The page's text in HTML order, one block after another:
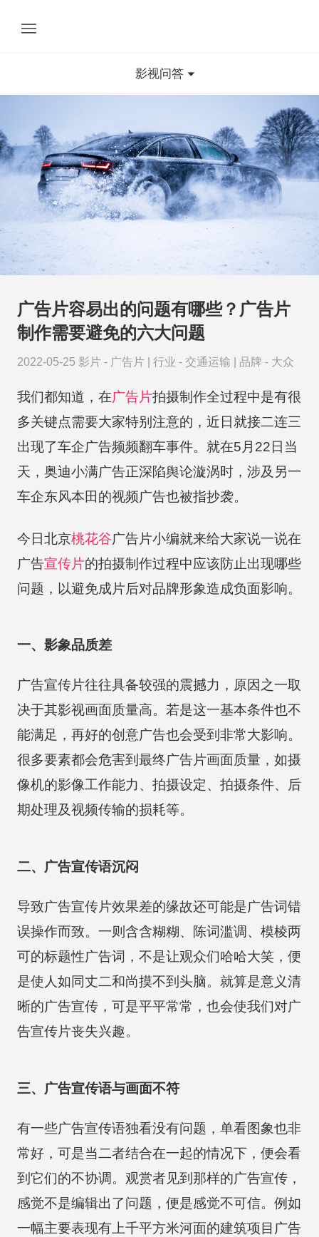
影视问答
广告片容易出的问题有哪些？广告片
制作需要避免的六大问题
2022-05-25 影片 - 广告片 行业 - 交通运输 品牌 - 大众
我们都知道，在广告片拍摄制作全过程中是有很
多关键点需要大家特别注意的，近日就接二连三
出现了车企广告频频翻车事件。就在5月22日当
天，奥迪小满广告正深陷舆论漩涡时，涉及另一
车企东风本田的视频广告也被指抄袭。
今日北京桃花谷广告片小编就来给大家说一说在
广告宣传片的拍摄制作过程中应该防止出现哪些
问题，以避免成片后对品牌形象造成负面影响。
一、影象品质差
广告宣传片往往具备较强的震撼力，原因之一取
决于其影视画面质量高。若是这一基本条件也不
能满足，再好的创意广告也会受到非常大影响。
很多要素都会危害到最终广告片画面质量，如摄
像机的影像工作能力、拍摄设定、拍摄条件、后
期处理及视频传输的损耗等。
二、广告宣传语沉闷
导致广告宣传片效果差的缘故还可能是广告词错
误操作而致。一则含含糊糊、陈词滥调、模棱两
可的标题性广告词，不是让观众们哈哈大笑，便
是使人如同丈二和尚摸不到头脑。就算是意义清
晰的广告宣传，可是平平常常，也会使我们对广
告宣传片丧失兴趣。
三、广告宣传语与画面不符
有一些广告宣传语独看没有问题，单看图象也非
常好，可是当二者结合在一起的情况下，便会看
到它们的不协调。观赏者见到那样的广告宣传，
感觉不是编辑出了问题，便是感觉不可信。例如
一幅主要表现有上千平方米河面的建筑项目广告